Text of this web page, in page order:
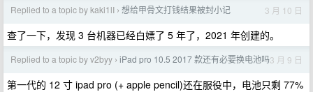
Replied to a topic by kaki1lI › 想给甲骨文打钱结果被封小记 3 月 10 日
查了一下，发现 3 台机器已经白嫖了 5 年了，2021 年创建的。
Replied to a topic by v2byy › iPad pro 10.5 2017 款还有必要换电池吗3 月 9 日
第一代的 12 寸 ipad pro (+ apple pencil)还在服役中，电池只剩 77%